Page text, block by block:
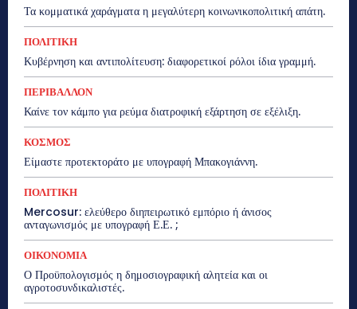
Τα κομματικά χαράγματα η μεγαλύτερη κοινωνικοπολιτική απάτη.
ΠΟΛΙΤΙΚΗ
Κυβέρνηση και αντιπολίτευση: διαφορετικοί ρόλοι ίδια γραμμή.
ΠΕΡΙΒΑΛΛΟΝ
Καίνε τον κάμπο για ρεύμα διατροφική εξάρτηση σε εξέλιξη.
ΚΟΣΜΟΣ
Είμαστε προτεκτοράτο με υπογραφή Μπακογιάννη.
ΠΟΛΙΤΙΚΗ
Mercosur: ελεύθερο διηπειρωτικό εμπόριο ή άνισος
ανταγωνισμός με υπογραφή Ε.Ε. ;
ΟΙΚΟΝΟΜΙΑ
Ο Προϋπολογισμός η δημοσιογραφική αλητεία και οι
αγροτοσυνδικαλιστές.